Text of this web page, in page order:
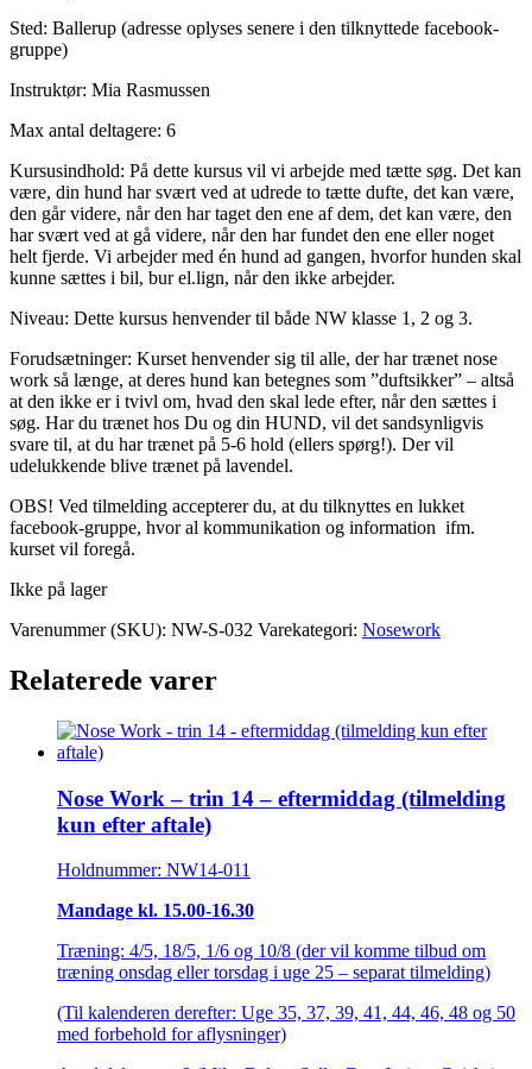
Sted: Ballerup (adresse oplyses senere i den tilknyttede facebook-
gruppe)
Instruktør: Mia Rasmussen
Max antal deltagere: 6
Kursusindhold: På dette kursus vil vi arbejde med tætte søg. Det kan
være, din hund har svært ved at udrede to tætte dufte, det kan være,
den går videre, når den har taget den ene af dem, det kan være, den
har svært ved at gå videre, når den har fundet den ene eller noget
helt fjerde. Vi arbejder med én hund ad gangen, hvorfor hunden skal
kunne sættes i bil, bur el.lign, når den ikke arbejder.
Niveau: Dette kursus henvender til både NW klasse 1, 2 og 3.
Forudsætninger: Kurset henvender sig til alle, der har trænet nose
work så længe, at deres hund kan betegnes som ”duftsikker” – altså
at den ikke er i tvivl om, hvad den skal lede efter, når den sættes i
søg. Har du trænet hos Du og din HUND, vil det sandsynligvis
svare til, at du har trænet på 5-6 hold (ellers spørg!). Der vil
udelukkende blive trænet på lavendel.
OBS! Ved tilmelding accepterer du, at du tilknyttes en lukket
facebook-gruppe, hvor al kommunikation og information ifm.
kurset vil foregå.
Ikke på lager
Varenummer (SKU): NW-S-032 Varekategori: Nosework
Relaterede varer
Nose Work – trin 14 – eftermiddag (tilmelding
kun efter aftale)
Holdnummer: NW14-011
Mandage kl. 15.00-16.30
Træning: 4/5, 18/5, 1/6 og 10/8 (der vil komme tilbud om
træning onsdag eller torsdag i uge 25 – separat tilmelding)
(Til kalenderen derefter: Uge 35, 37, 39, 41, 44, 46, 48 og 50
med forbehold for aflysninger)